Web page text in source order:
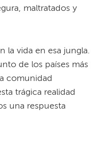
maltratados y
la vida en esa jungla.
de los países más
comunidad
trágica realidad
una respuesta